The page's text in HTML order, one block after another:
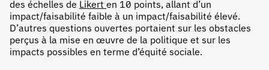
des échelles de Likert en 10 points, allant d’un
impact/faisabilité faible à un impact/faisabilité élevé.
D’autres questions ouvertes portaient sur les obstacles
perçus à la mise en œuvre de la politique et sur les
impacts possibles en terme d’équité sociale.